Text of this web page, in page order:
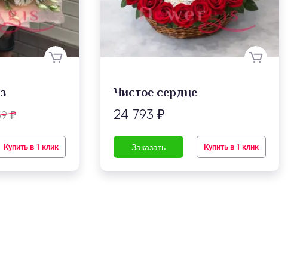
₽
Купить в 1 клик
Чистое сердце
24 793 ₽
Купить в 1 клик